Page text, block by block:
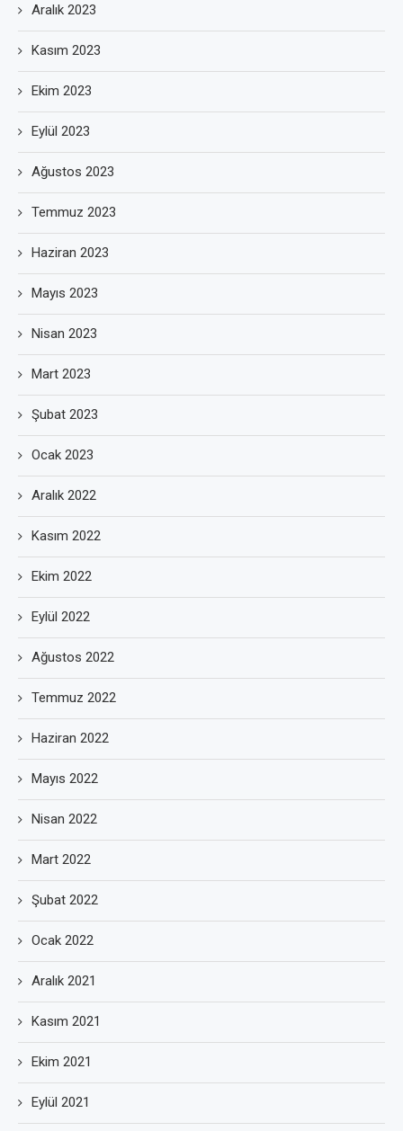
Aralık 2023
Kasım 2023
Ekim 2023
Eylül 2023
Ağustos 2023
Temmuz 2023
Haziran 2023
Mayıs 2023
Nisan 2023
Mart 2023
Şubat 2023
Ocak 2023
Aralık 2022
Kasım 2022
Ekim 2022
Eylül 2022
Ağustos 2022
Temmuz 2022
Haziran 2022
Mayıs 2022
Nisan 2022
Mart 2022
Şubat 2022
Ocak 2022
Aralık 2021
Kasım 2021
Ekim 2021
Eylül 2021